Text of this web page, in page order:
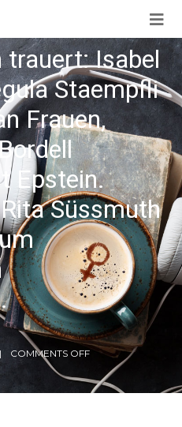
Isabel
Staempfli
Frauen,
Epstein.
Süssmuth
COMMENTS OFF